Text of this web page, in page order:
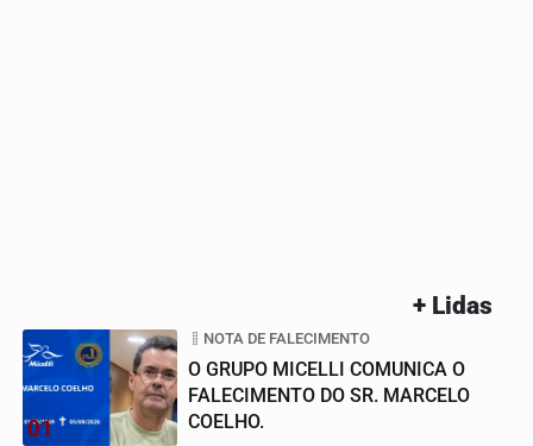
+ Lidas
01
NOTA DE FALECIMENTO
O GRUPO MICELLI COMUNICA O
FALECIMENTO DO SR. MARCELO
COELHO.